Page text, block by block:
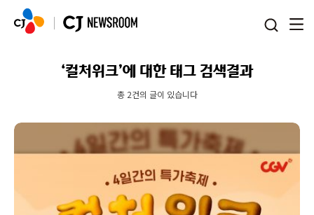
‘컬처위크’에 대한 태그 검색결과
총 2건의 글이 있습니다